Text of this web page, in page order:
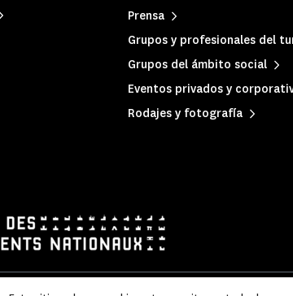
Prensa
Grupos y profesionales del
Grupos del ámbito social
Eventos privados y
Rodajes y fotografía